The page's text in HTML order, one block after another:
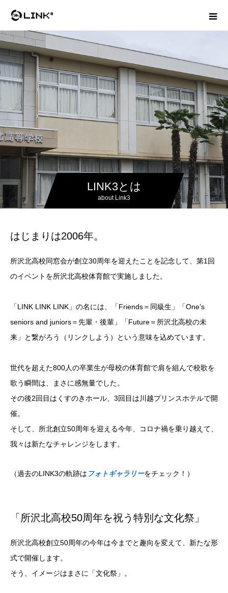
LINK3とは
about Link3
はじまりは2006年。
所沢北高校同窓会が創立30周年を迎えたことを記念して、第1回
のイベントを所沢北高校体育館で実施しました。
「LINK LINK LINK」の名には、「Friends＝同級生」「One’s
seniors and juniors＝先輩・後輩」「Future＝所沢北高校の未
来」と繋がろう（リンクしよう）という意味を込めています。
世代を超えた800人の卒業生が母校の体育館で肩を組んで校歌を
歌う瞬間は、まさに感無量でした。
その後2回目はくすのきホール、3回目は川越プリンスホテルで開
催。
そして、所北創立50周年を迎える今年、コロナ禍を乗り越えて、
我々は新たなチャレンジをします。
（過去のLINK3の軌跡は フォトギャラリーをチェック！）
「所沢北高校50周年を祝う特別な文化祭」
所沢北高校創立50周年の今年は今までと趣向を変えて、新たな形
式で開催します。
そう、イメージはまさに「文化祭」。